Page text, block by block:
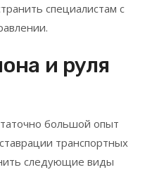
специалистам с
и руля
большой опыт
транспортных
следующие виды